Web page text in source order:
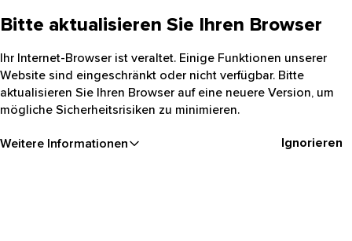
Bitte aktualisieren Sie Ihren Browser
Ihr Internet-Browser ist veraltet. Einige Funktionen unserer
Website sind eingeschränkt oder nicht verfügbar. Bitte
aktualisieren Sie Ihren Browser auf eine neuere Version, um
mögliche Sicherheitsrisiken zu minimieren.
Weitere Informationen Ignorieren